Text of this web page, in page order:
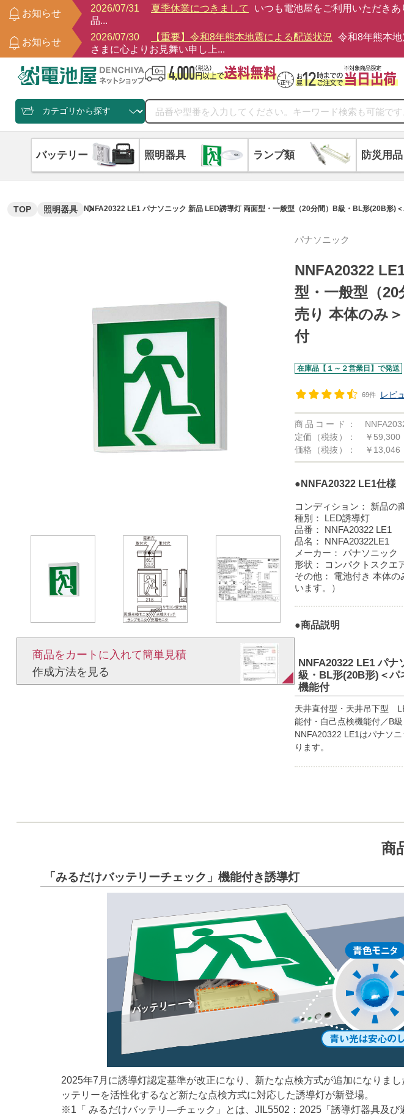
お知らせ
2026/07/31 夏季休業につきまして
いつも電池屋をご利用いただき
品...
お知らせ
2026/07/30 【重要】令和8年熊本地震による配送状況 令和8年熊本
さまに心よりお見舞い申し上...
バッテリー 照明器具 ランプ類 防災用品
TOP 照明器具 NNFA20322 LE1 パナソニック 新品 LED誘導灯 両面型・一般型（20分間）B級・BL形(20B形)
商品をカートに入れて簡単見積​
作成方法を見る​​
パナソニック
NNFA20322
型・一般型（
売り 本体のみ
付
在庫品【１～２営業日】で発送
69件 レビ
商品コード：
定価（税抜）：
￥59,300
価格（税抜）：
￥13,046
●NNFA20322 LE1仕様
コンディション：
新品の
種別：
LED誘導灯
品番：
NNFA20322 LE1
品名：
NNFA20322LE1
メーカー： パナソニック
形状：
コンパクトスクエ
その他：
電池付き 本体の
います。）
●商品説明
NNFA20322 LE1 パ
級・BL形(20B形)＜パ
機能付
天井直付型・天井吊下型
能付・自己点検機能付／B
NNFA20322 LE1はパナソ
ります。
商
「みるだけバッテリーチェック」機能付き誘導灯
2025年7月に誘導灯認定基準が改正になり、新たな点検方式が追加になりま
ッテリーを活性化するなど新たな点検方式に対応した誘導灯が新登場。
※1「 みるだけバッテリ―チェック」とは、JIL5502：2025「誘導灯器具及